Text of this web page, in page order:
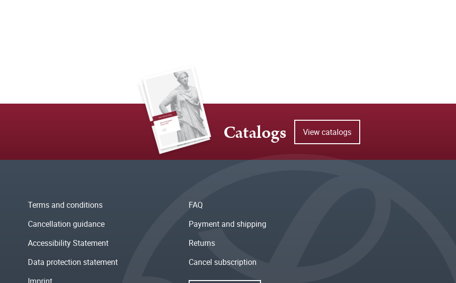
Catalogs View catalogs
Terms and conditions
Cancellation guidance
Accessibility Statement
Data protection statement
FAQ
Payment and shipping
Returns
Cancel subscription